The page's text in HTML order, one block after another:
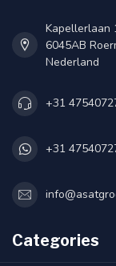
Kapellerlaan
6045AB
Nederland
+31
+31
Categories